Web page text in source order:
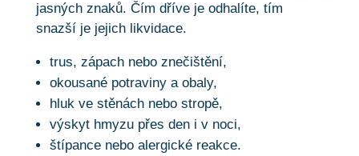
jasných znaků. Čím dříve je odhalíte, tím
snazší je jejich likvidace.
trus, zápach nebo znečištění,
okousané potraviny a obaly,
hluk ve stěnách nebo stropě,
výskyt hmyzu přes den i v noci,
štípance nebo alergické reakce.